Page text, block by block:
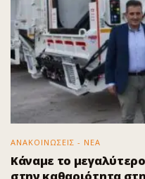
ΑΝΑΚΟΙΝΩΣΕΙΣ - ΝΕΑ
Κάναμε το